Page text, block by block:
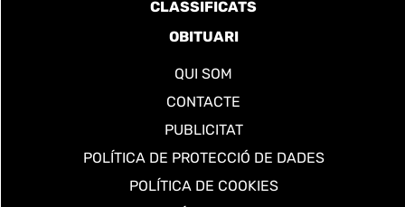
CLASSIFICATS
OBITUARI
QUI SOM
CONTACTE
PUBLICITAT
POLÍTICA DE PROTECCIÓ DE DADES
POLÍTICA DE COOKIES